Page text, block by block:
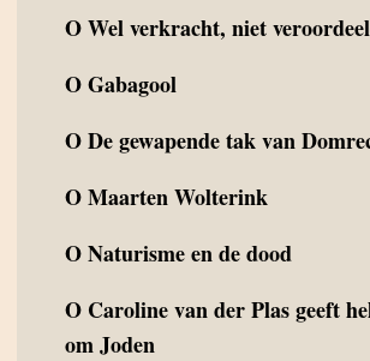
OWel verkracht, niet
OGabagool
ODe gewapende tak van
OMaarten Wolterink
ONaturisme en de dood
O Caroline van der Plas geeft
om Joden